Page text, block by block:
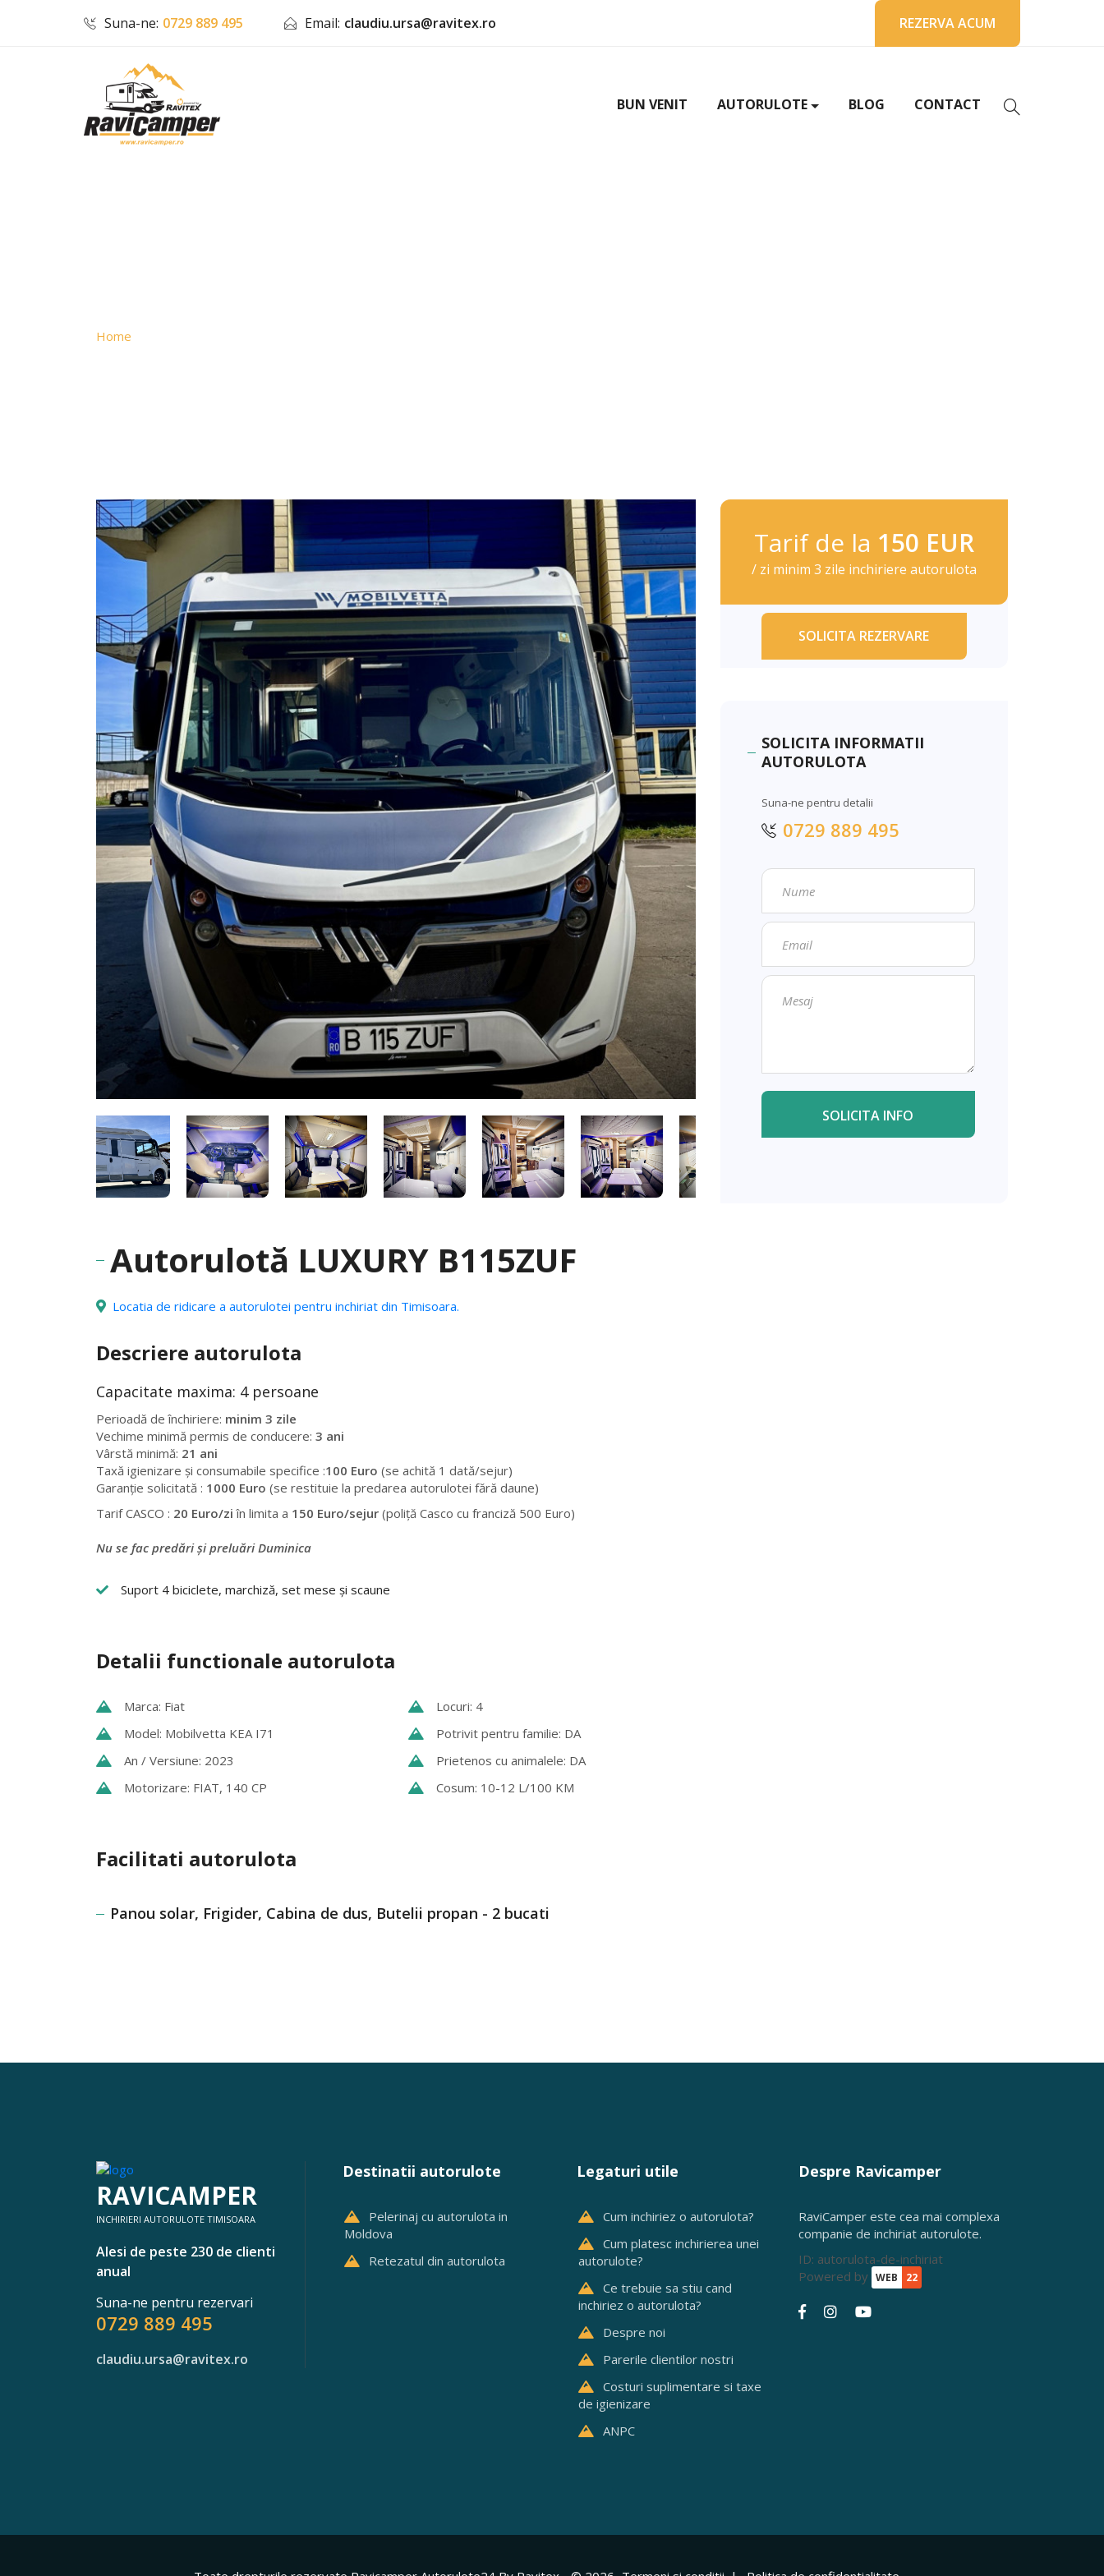
Suna-ne: 0729 889 495 Email: claudiu.ursa@ravitex.ro REZERVA ACUM
BUN VENIT AUTORULOTE BLOG CONTACT
Home
Autorulotă LUXURY B115ZUF
Locatia de ridicare a autorulotei pentru inchiriat din Timisoara.
Descriere autorulota
Capacitate maxima: 4 persoane
Perioadă de închiriere: minim 3 zile
Vechime minimă permis de conducere: 3 ani
Vârstă minimă: 21 ani
Taxă igienizare și consumabile specifice :100 Euro (se achită 1 dată/sejur)
Garanție solicitată : 1000 Euro (se restituie la predarea autorulotei fără daune)
Tarif CASCO : 20 Euro/zi în limita a 150 Euro/sejur (poliță Casco cu franciză 500 Euro)
Nu se fac predări și preluări Duminica
Suport 4 biciclete, marchiză, set mese și scaune
Detalii functionale autorulota
Marca: Fiat
Model: Mobilvetta KEA I71
An / Versiune: 2023
Motorizare: FIAT, 140 CP
Locuri: 4
Potrivit pentru familie: DA
Prietenos cu animalele: DA
Cosum: 10-12 L/100 KM
Facilitati autorulota
Panou solar, Frigider, Cabina de dus, Butelii propan - 2 bucati
Tarif de la 150 EUR
/ zi minim 3 zile inchiriere autorulota
SOLICITA REZERVARE
SOLICITA INFORMATII
AUTORULOTA
Suna-ne pentru detalii
0729 889 495
SOLICITA INFO
RAVICAMPER
INCHIRIERI AUTORULOTE TIMISOARA
Alesi de peste 230 de clienti
anual
Suna-ne pentru rezervari
0729 889 495
claudiu.ursa@ravitex.ro
Destinatii autorulote
Pelerinaj cu autorulota in
Moldova
Retezatul din autorulota
Legaturi utile
Cum inchiriez o autorulota?
Cum platesc inchirierea unei
autorulote?
Ce trebuie sa stiu cand
inchiriez o autorulota?
Despre noi
Parerile clientilor nostri
Costuri suplimentare si taxe
de igienizare
ANPC
Despre Ravicamper
RaviCamper este cea mai complexa
companie de inchiriat autorulote.
ID: autorulota-de-inchiriat
Powered by WEB 22